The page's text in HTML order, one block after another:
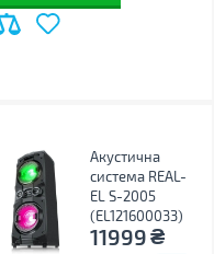
Акустична
система REAL-
EL S-2005
(EL121600033)
11999₴